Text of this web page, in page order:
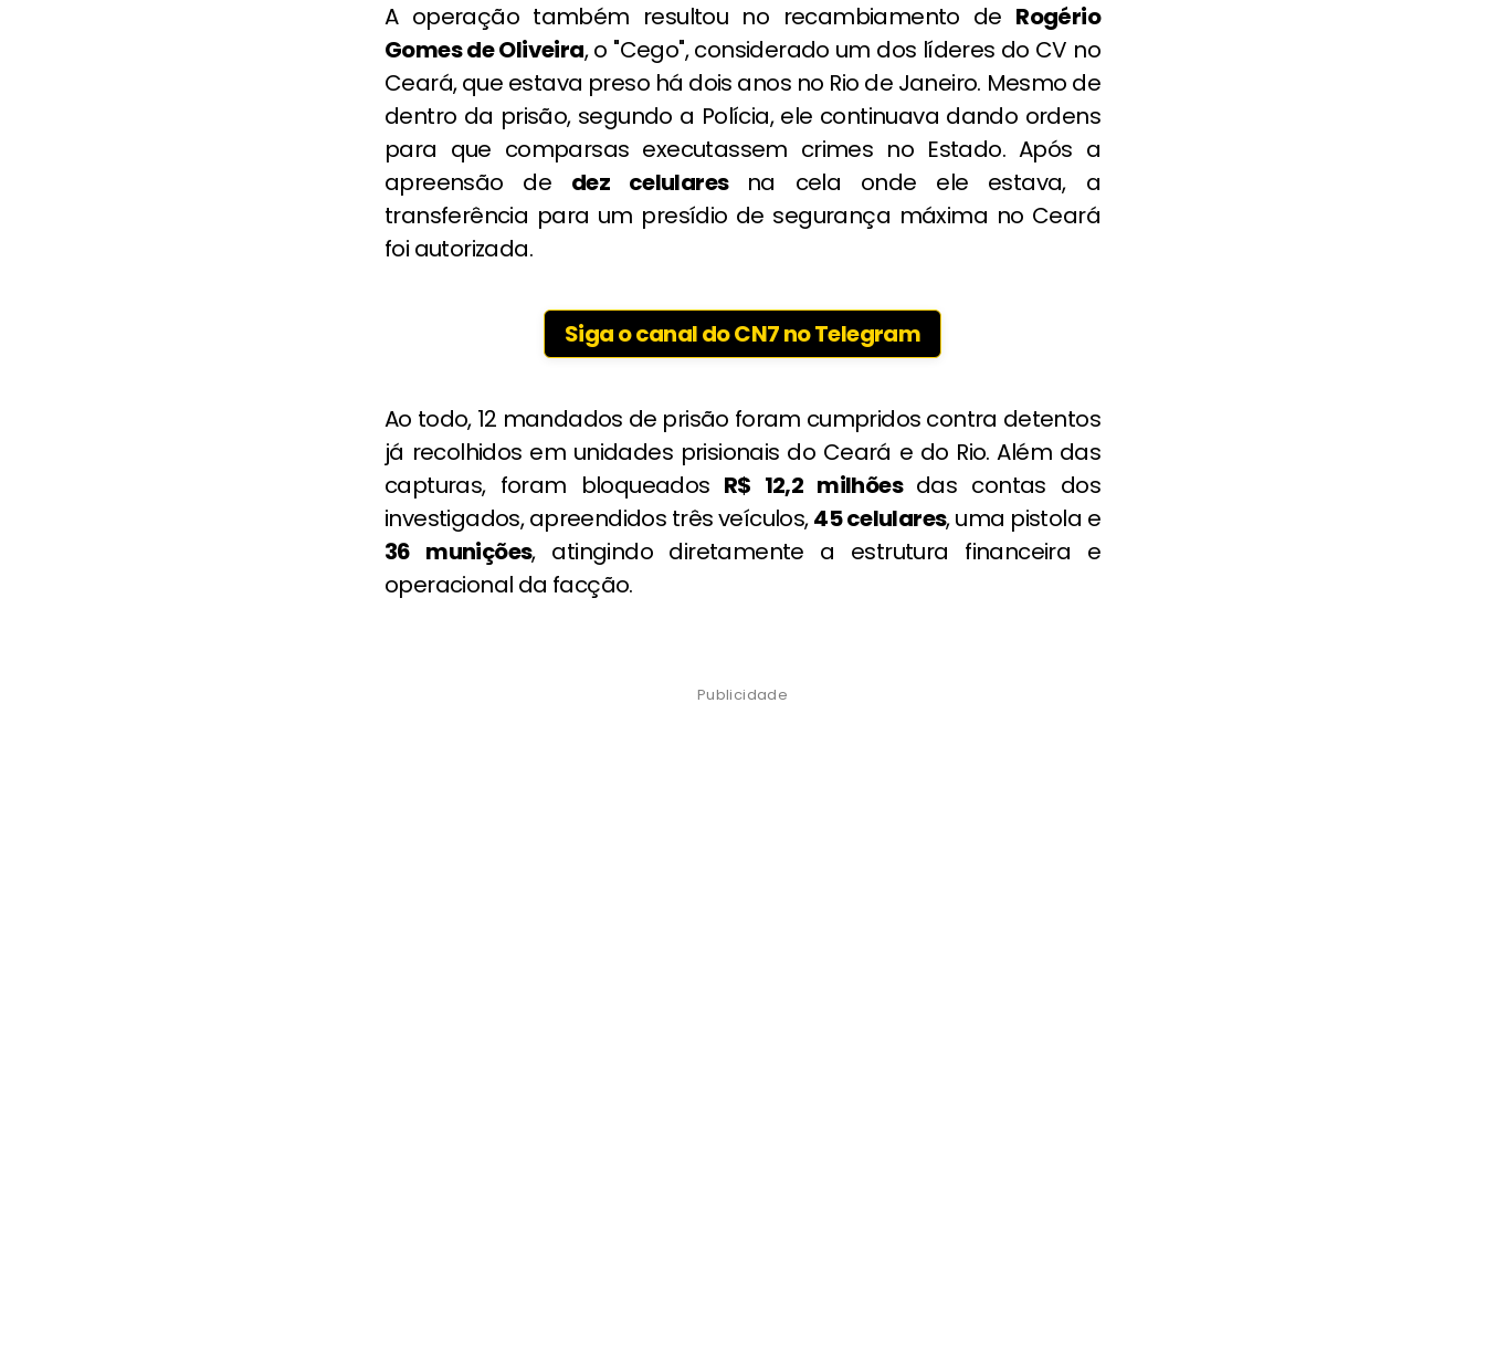
A operação também resultou no recambiamento de Rogério
Gomes de Oliveira, o "Cego", considerado um dos líderes do CV no
Ceará, que estava preso há dois anos no Rio de Janeiro. Mesmo de
dentro da prisão, segundo a Polícia, ele continuava dando ordens
para que comparsas executassem crimes no Estado. Após a
apreensão de dez celulares na cela onde ele estava, a
transferência para um presídio de segurança máxima no Ceará
foi autorizada.
Siga o canal do CN7 no Telegram
Ao todo, 12 mandados de prisão foram cumpridos contra detentos
já recolhidos em unidades prisionais do Ceará e do Rio. Além das
capturas, foram bloqueados R$ 12,2 milhões das contas dos
investigados, apreendidos três veículos,45 celulares, uma pistola e
36 munições, atingindo diretamente a estrutura financeira e
operacional da facção.
Publicidade